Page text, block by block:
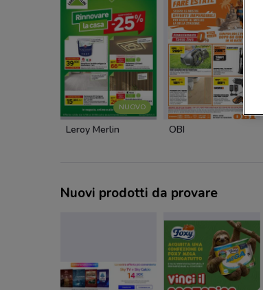
NUOVO
Leroy Merlin OBI
Nuovi prodotti da provare